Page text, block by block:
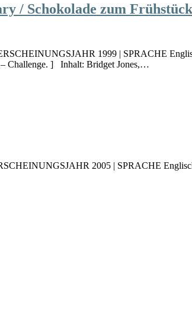
/ Schokolade zum Frühstück
1999 | SPRACHE
– Challenge. ] Inhalt: Bridget Jones,…
2005 | SPRACHE